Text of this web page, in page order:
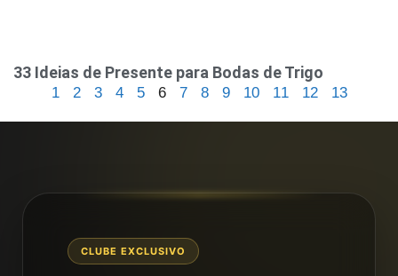
33 Ideias de Presente para Bodas de Trigo
1 2 3 4 5 6 7 8 9 10 11 12 13
CLUBE EXCLUSIVO